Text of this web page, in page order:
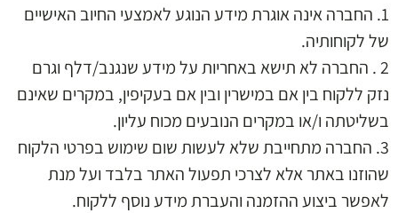
1. החברה אינה אוגרת מידע הנוגע לאמצעי החיוב האישיים
של לקוחותיה.
2 . החברה לא תישא באחריות על מידע שנגנב/דלף וגרם
נזק ללקוח בין אם במישרין ובין אם בעקיפין, במקרים שאינם
בשליטתה ו/או במקרים הנובעים מכוח עליון.
3. החברה מתחייבת שלא לעשות שום שימוש בפרטי הלקוח
שהוזנו באתר אלא לצרכי תפעול האתר בלבד ועל מנת
לאפשר ביצוע ההזמנה והעברת מידע נוסף ללקוח.